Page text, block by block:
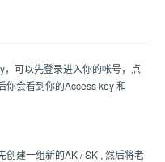
可以先登录进入你的帐号，点
你会看到你的Access key 和
创建一组新的AK / SK , 然后将老